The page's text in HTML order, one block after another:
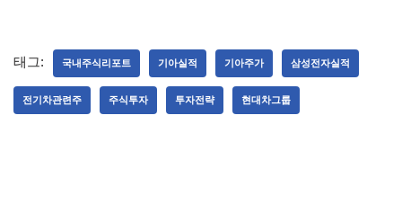
태그: 국내주식리포트 기아실적 기아주가 삼성전자실적
전기차관련주 주식투자 투자전략 현대차그룹